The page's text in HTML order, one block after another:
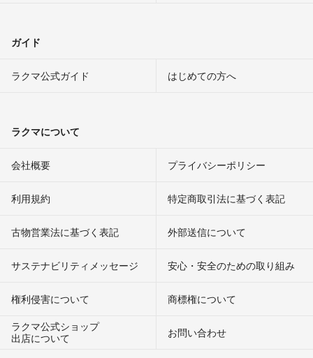
ガイド
ラクマ公式ガイド はじめての方へ
ラクマについて
会社概要 プライバシーポリシー
利用規約 特定商取引法に基づく表記
古物営業法に基づく表記 外部送信について
サステナビリティメッセージ 安心・安全のための取り組み
権利侵害について
商標権について
ラクマ公式ショップ
出店について
お問い合わせ